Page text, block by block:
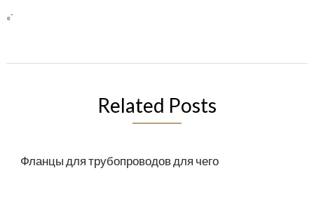
«`
Related Posts
Фланцы для трубопроводов для чего